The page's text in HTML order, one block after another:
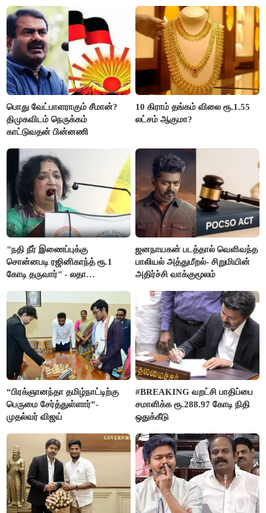
பொது வேட்பாளராகும் சீமான்?
திமுகவிடம் நெருக்கம்
காட்டுவதன் பின்னணி
10 கிராம் தங்கம் விலை ரூ.1.55
லட்சம் ஆகுமா?
"நதி நீர் இணைப்புக்கு
சொன்னபடி ரஜினிகாந்த் ரூ.1
கோடி தருவார்" - லதா
ஜனநாயகன் படத்தால் வெளிவந்த
பாலியல் அத்துமீறல்- சிறுமியின்
அதிர்ச்சி வாக்குமூலம்
“பிரக்ஞானந்தா தமிழ்நாட்டிற்கு
பெருமை சேர்த்துள்ளார்”-
முதல்வர் விஜய்
#BREAKING வறட்சி பாதிப்பை
சமாளிக்க ரூ.288.97 கோடி நிதி
ஒதுக்கீடு